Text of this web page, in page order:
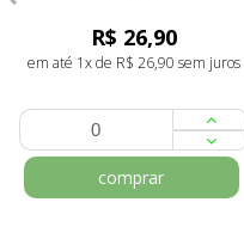
R$ 26,90
em até 1x de R$ 26,90 sem juros
comprar